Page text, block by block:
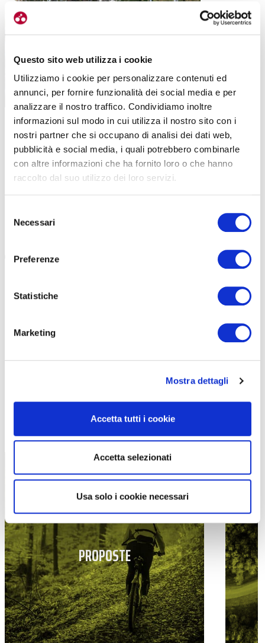
Questo sito web utilizza i cookie
Utilizziamo i cookie per personalizzare contenuti ed
annunci, per fornire funzionalità dei social media e per
analizzare il nostro traffico. Condividiamo inoltre
informazioni sul modo in cui utilizza il nostro sito con i
nostri partner che si occupano di analisi dei dati web,
pubblicità e social media, i quali potrebbero combinarle
con altre informazioni che ha fornito loro o che hanno
raccolto dal suo utilizzo dei loro servizi.
delNecessari
Preferenze
Statistiche
Marketing
Mostra dettagli
Accetta tutti i cookie
Accetta selezionati
Usa solo i cookie necessari
29-10-2025
ELASTIC INTERFACE & PAOLA GIANOTTI:
100×100 DONNE PER UN FUTURO SOSTENIBILE
Paola Gianotti, insieme a Elastic Interface®, ha allestito
#PIEMONTE #ELASTIC INTERFACE
TUTTE LE CATEGORIE DEL MAGAZINE
PROPOSTE